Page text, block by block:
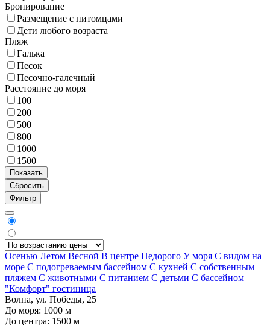
Бронирование
Размещение с питомцами
Дети любого возраста
Пляж
Галька
Песок
Песочно-галечный
Расстояние до моря
100
200
500
800
1000
1500
Фильтр
Осенью Летом Весной В центре Недорого У моря С видом на
море С подогреваемым бассейном С кухней С собственным
пляжем С животными С питанием С детьми С бассейном
"Комфорт" гостиница
Волна, ул. Победы, 25
До моря: 1000 м
До центра: 1500 м